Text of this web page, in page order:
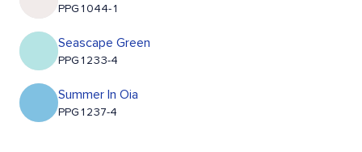
PPG1044-1
Seascape Green
PPG1233-4
Summer In Oia
PPG1237-4